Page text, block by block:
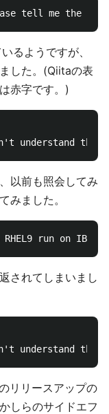
るようですが、
した。(Qiitaの表
赤字です。)
以前も照会してみ
みました。
されてしまいまし
リリースアップの
しらのサイドエフ